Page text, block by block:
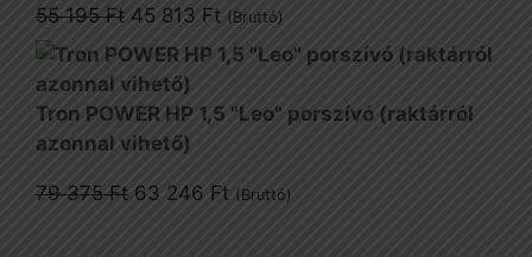
55 195Ft Original
price
was:
55
195 Ft.
45 813 FtCurrent
price
is:
45
(Bruttó)
Tron POWER HP 1,5 "Leo" porszívó (raktárról
azonnal vihető)
79 375Ft Original
63 246 FtCurrent
(Bruttó)